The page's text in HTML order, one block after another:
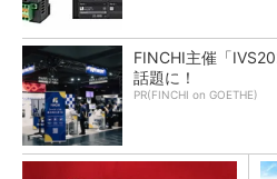
FINCHI主催「
話題に！
PR(FINCHI on GOETHE)